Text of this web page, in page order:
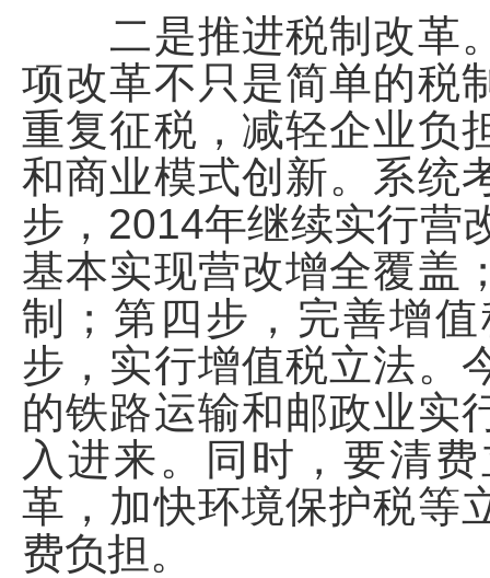
二是推进税制改革。
项改革不只是简单的税
重复征税，减轻企业负
和商业模式创新。系统
步，2014年继续实行营
基本实现营改增全覆盖
制；第四步，完善增
步，实行增值税立法。
的铁路运输和邮政业实
入进来。同时，要清
革，加快环境保护税等
费负担。